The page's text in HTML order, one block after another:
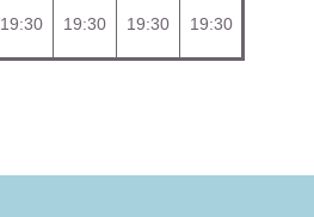
19:30 19:30 19:30 19:30